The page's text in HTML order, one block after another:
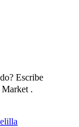
Escribe
Market .